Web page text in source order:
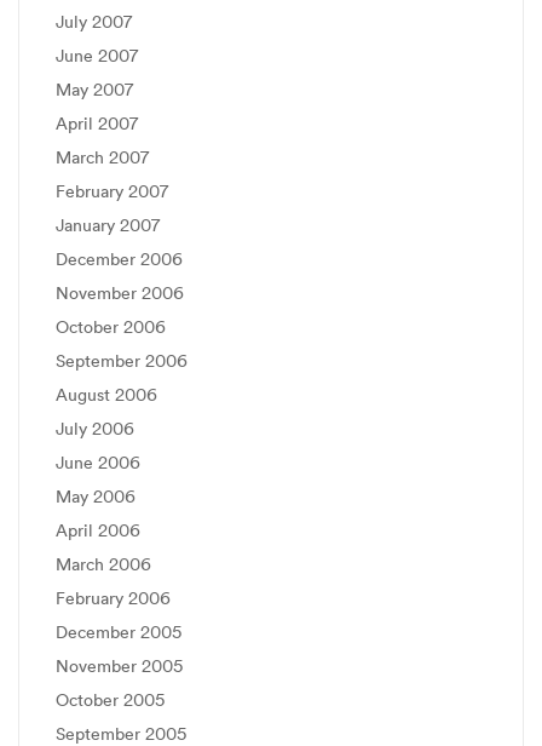
July 2007
June 2007
May 2007
April 2007
March 2007
February 2007
January 2007
December 2006
November 2006
October 2006
September 2006
August 2006
July 2006
June 2006
May 2006
April 2006
March 2006
February 2006
December 2005
November 2005
October 2005
September 2005